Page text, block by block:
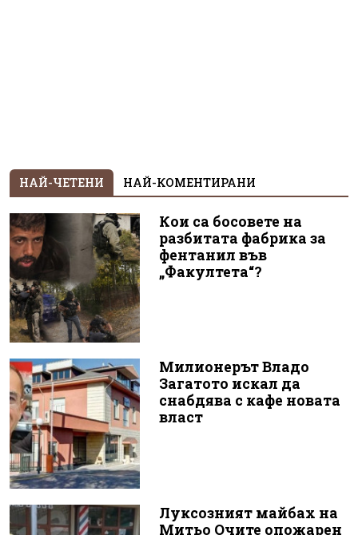
НАЙ-ЧЕТЕНИ НАЙ-КОМЕНТИРАНИ
Кои са босовете на
разбитата фабрика за
фентанил във
„Факултета“?
Милионерът Владо
Загатото искал да
снабдява с кафе новата
власт
Луксозният майбах на
Митьо Очите опожарен